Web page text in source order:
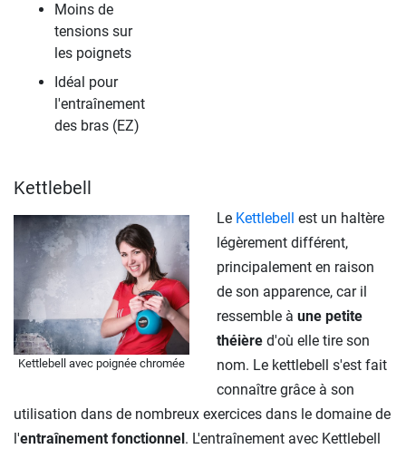
Moins de
tensions sur
les poignets
Idéal pour
l'entraînement
des bras (EZ)
Kettlebell
Kettlebell avec poignée chromée
Le Kettlebell est un haltère
légèrement différent,
principalement en raison
de son apparence, car il
ressemble à une petite
théière d'où elle tire son
nom. Le kettlebell s'est fait
connaître grâce à son
utilisation dans de nombreux exercices dans le domaine de
l'entraînement fonctionnel. L'entraînement avec Kettlebell